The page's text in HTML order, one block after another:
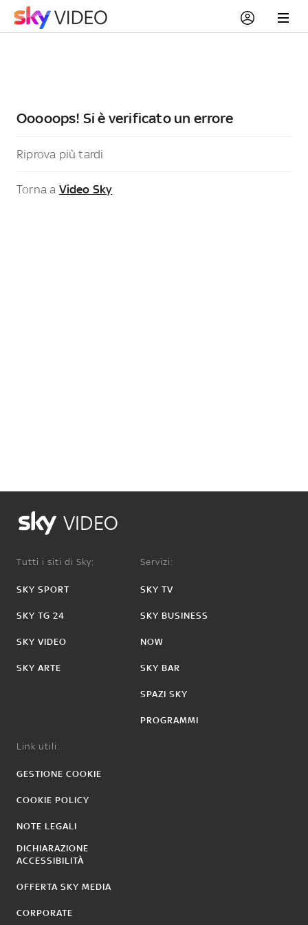
Ooooops! Si è verificato un errore
Riprova più tardi
Torna a Video Sky
VIDEO
Tutti i siti di Sky:
SKY SPORT
SKY TG 24
SKY VIDEO
SKY ARTE
Servizi:
SKY TV
SKY BUSINESS
NOW
SKY BAR
SPAZI SKY
PROGRAMMI
Link utili:
GESTIONE COOKIE
COOKIE POLICY
NOTE LEGALI
DICHIARAZIONE
ACCESSIBILITÀ
OFFERTA SKY MEDIA
CORPORATE